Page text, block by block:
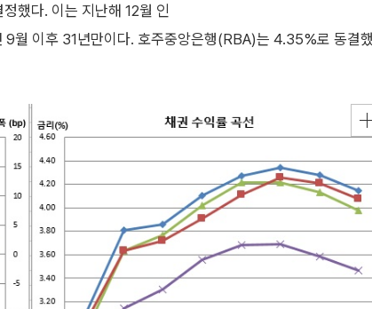
했다. 이는 지난해 12월 인
월 이후 31년만이다. 호주중앙은행(RBA)는 4.35%로 동결했